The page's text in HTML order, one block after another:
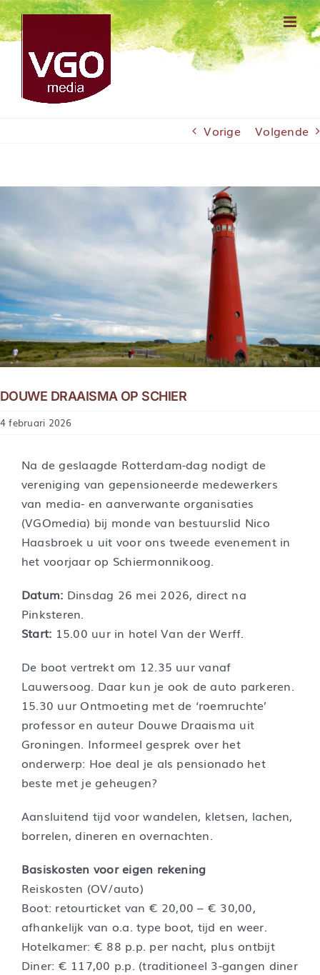
Ga
naar
inhoud
Vorige Volgende
DOUWE DRAAISMA OP SCHIER
4 februari 2026
Na de geslaagde Rotterdam-dag nodigt de
vereniging van gepensioneerde medewerkers
van media- en aanverwante organisaties
(VGOmedia) bij monde van bestuurslid Nico
Haasbroek u uit voor ons tweede evenement in
het voorjaar op Schiermonnikoog.
Datum: Dinsdag 26 mei 2026, direct na
Pinksteren.
Start: 15.00 uur in hotel Van der Werff.
De boot vertrekt om 12.35 uur vanaf
Lauwersoog. Daar kun je ook de auto parkeren.
15.30 uur Ontmoeting met de ‘roemruchte’
professor en auteur Douwe Draaisma uit
Groningen. Informeel gesprek over het
onderwerp: Hoe deal je als pensionado het
beste met je geheugen?
Aansluitend tijd voor wandelen, kletsen, lachen,
borrelen, dineren en overnachten.
Basiskosten voor eigen rekening
Reiskosten (OV/auto)
Boot: retourticket van € 20,00 – € 30,00,
afhankelijk van o.a. type boot, tijd en weer.
Hotelkamer: € 88 p.p. per nacht, plus ontbijt
Diner: € 117,00 p.p. (traditioneel 3-gangen diner